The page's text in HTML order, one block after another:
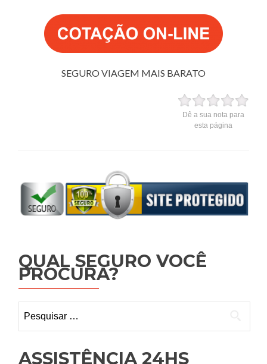
SEGURO VIAGEM MAIS BARATO
Dê a sua nota para
esta página
QUAL SEGURO VOCÊ
PROCURA?
por:
ASSISTÊNCIA 24HS